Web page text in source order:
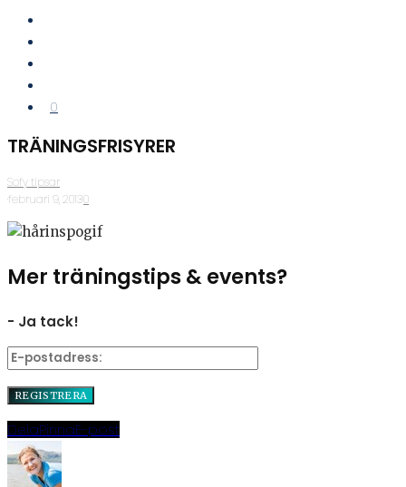
0
TRÄNINGSFRISYRER
Sofy tipsar
·februari 9, 2013·0
Mer träningstips & events?
- Ja tack!
DelaPinnaE-post